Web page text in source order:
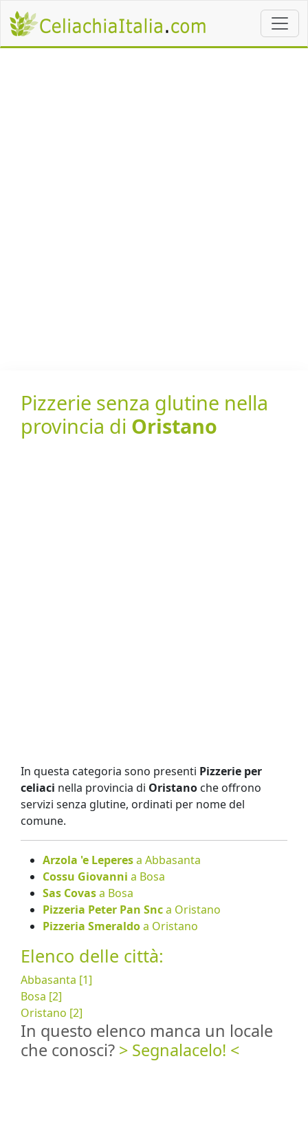
Pizzerie senza glutine nella
provincia di Oristano
In questa categoria sono presenti Pizzerie per
celiaci nella provincia di Oristano che offrono
servizi senza glutine, ordinati per nome del
comune.
Arzola 'e Leperesa Abbasanta
Cossu Giovanni a Bosa
Sas Covasa Bosa
Pizzeria Peter Pan Snca Oristano
Pizzeria Smeraldoa Oristano
Elenco delle città:
Abbasanta [1]
Bosa [2]
Oristano [2]
In questo elenco manca un locale
che conosci? > Segnalacelo! <